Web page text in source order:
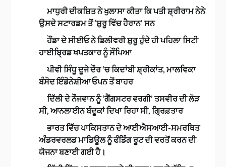
ਮਾਧੁਰੀ ਦੀਕਸ਼ਿਤ ਨੇ ਖੁਲਾਸਾ ਕੀਤਾ ਕਿ ਪਤੀ ਸ਼੍ਰੀਰਾਮ ਨੇਨੇ
ਉਸਦੇ ਸਟਾਰਡਮ ਤੋਂ ‘ਸ਼ੁਰੂ ਵਿੱਚ ਹੈਰਾਨ’ ਸਨ
ਹੌਂਡਾ ਦੇ ਸੀਈਓ ਨੇ ਡਿਲੀਵਰੀ ਸ਼ੁਰੂ ਹੁੰਦੇ ਹੀ ਪਹਿਲਾ ਸਿਟੀ
ਹਾਈਬ੍ਰਿਡ ਖਪਤਕਾਰ ਨੂੰ ਸੌਂਪਿਆ
ਪੀਵੀ ਸਿੰਧੂ ਦੂਜੇ ਦੌਰ ‘ਚ ਕਿਦਾਂਬੀ ਸ਼੍ਰੀਕਾਂਤ, ਮਾਲਵਿਕਾ
ਬੰਸੋਦ ਇੰਡੋਨੇਸ਼ੀਆ ਓਪਨ ਤੋਂ ਬਾਹਰ
ਦਿੱਲੀ ਦੇ ਨੌਜਵਾਨ ਨੂੰ ‘ਗੈਂਗਸਟਰ ਵਰਗੀ’ ਤਸਵੀਰ ਦੀ ਲੋੜ
ਸੀ, ਆਨਲਾਈਨ ਬੰਦੂਕਾਂ ਦਿਖਾ ਰਿਹਾ ਸੀ, ਗ੍ਰਿਫ਼ਤਾਰ
ਭਾਰਤ ਵਿੱਚ ਪਾਕਿਸਤਾਨ ਦੇ ਆਈਐਸਆਈ-ਸਮਰਥਿਤ
ਅੰਡਰਵਰਲਡ ਮਾਡਿਊਲ ਨੂੰ ਫੰਡਿੰਗ ਰੂਟ ਦੀ ਵਰਤੋਂ ਕਰਨ ਦੀ
ਯੋਜਨਾ ਬਣਾਈ ਗਈ ਹੈ।